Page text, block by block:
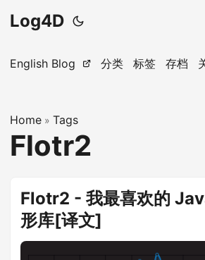
Log4D
English Blog 分类 标签 存档
Home » Tags
Flotr2
Flotr2 - 我最喜欢的
形库[译文]